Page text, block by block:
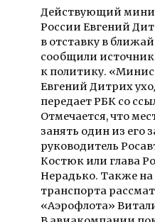
Действующий
России Евгений
в отставку в
сообщили
к политику.
Евгений Дитрих
передает РБК со
Отмечается, что
занять один из его
руководитель
Костюк или глава
Нерадько. Также
транспорта
«Аэрофлота»